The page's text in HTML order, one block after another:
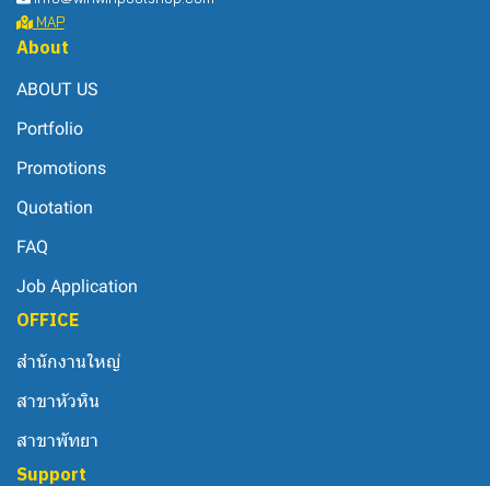
MAP
About
ABOUT US
Portfolio
Promotions
Quotation
FAQ
Job Application
OFFICE
สำนักงานใหญ่
สาขาหัวหิน
สาขาพัทยา
Support